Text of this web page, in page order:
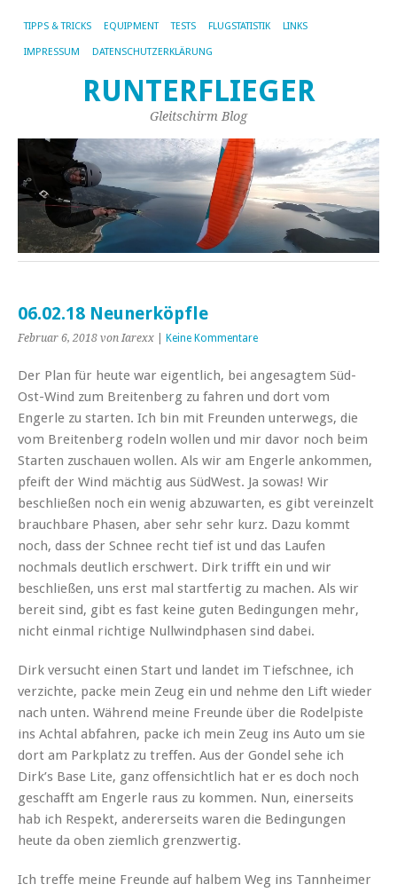
TIPPS & TRICKS EQUIPMENT TESTS FLUGSTATISTIK LINKS
IMPRESSUM DATENSCHUTZERKLÄRUNG
RUNTERFLIEGER
Gleitschirm Blog
06.02.18 Neunerköpfle
Februar 6, 2018 von Iarexx Keine Kommentare
Der Plan für heute war eigentlich, bei angesagtem Süd-
Ost-Wind zum Breitenberg zu fahren und dort vom
Engerle zu starten. Ich bin mit Freunden unterwegs, die
vom Breitenberg rodeln wollen und mir davor noch beim
Starten zuschauen wollen. Als wir am Engerle ankommen,
pfeift der Wind mächtig aus SüdWest. Ja sowas! Wir
beschließen noch ein wenig abzuwarten, es gibt vereinzelt
brauchbare Phasen, aber sehr sehr kurz. Dazu kommt
noch, dass der Schnee recht tief ist und das Laufen
nochmals deutlich erschwert. Dirk trifft ein und wir
beschließen, uns erst mal startfertig zu machen. Als wir
bereit sind, gibt es fast keine guten Bedingungen mehr,
nicht einmal richtige Nullwindphasen sind dabei.
Dirk versucht einen Start und landet im Tiefschnee, ich
verzichte, packe mein Zeug ein und nehme den Lift wieder
nach unten. Während meine Freunde über die Rodelpiste
ins Achtal abfahren, packe ich mein Zeug ins Auto um sie
dort am Parkplatz zu treffen. Aus der Gondel sehe ich
Dirk’s Base Lite, ganz offensichtlich hat er es doch noch
geschafft am Engerle raus zu kommen. Nun, einerseits
hab ich Respekt, andererseits waren die Bedingungen
heute da oben ziemlich grenzwertig.
Ich treffe meine Freunde auf halbem Weg ins Tannheimer